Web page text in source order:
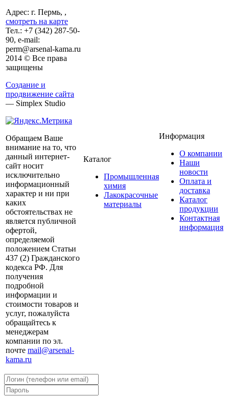
Адрес: г. Пермь, ,
смотреть на карте
Тел.: +7 (342) 287-50-
90, e-mail:
perm@arsenal-kama.ru
2014 © Все права
защищены
Создание и
продвижение сайта
— Simplex Studio
Обращаем Ваше
внимание на то, что
данный интернет-
сайт носит
исключительно
информационный
характер и ни при
каких
обстоятельствах не
является публичной
офертой,
определяемой
положением Статьи
437 (2) Гражданского
кодекса РФ. Для
получения
подробной
информации и
стоимости товаров и
услуг, пожалуйста
обращайтесь к
менеджерам
компании по эл.
почте mail@arsenal-
kama.ru
Каталог
Промышленная
химия
Лакокрасочные
материалы
Информация
О компании
Наши
новости
Оплата и
доставка
Каталог
продукции
Контактная
информация